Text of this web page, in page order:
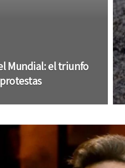
Mundial: el triunfo